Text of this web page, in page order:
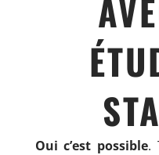
Oui c’est possible.